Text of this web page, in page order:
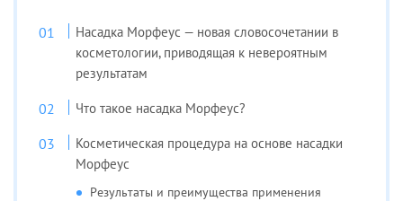
Насадка Морфеус — новая словосочетании в
косметологии, приводящая к невероятным
результатам
Что такое насадка Морфеус?
Косметическая процедура на основе насадки
Морфеус
Результаты и преимущества применения